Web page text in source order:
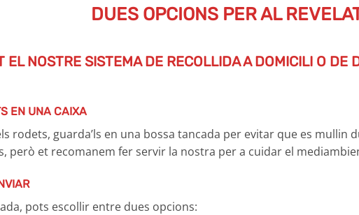
DUES OPCIONS PER AL
NOSTRE SISTEMA DE RECOLLIDA A DOMICILI O DE
EN UNA CAIXA
rodets, guarda’ls en una bossa tancada per evitar que es mullin
però et recomanem fer servir la nostra per a cuidar el
pots escollir entre dues opcions: